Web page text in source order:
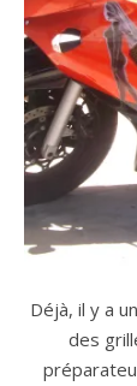
Déjà, il y a
des